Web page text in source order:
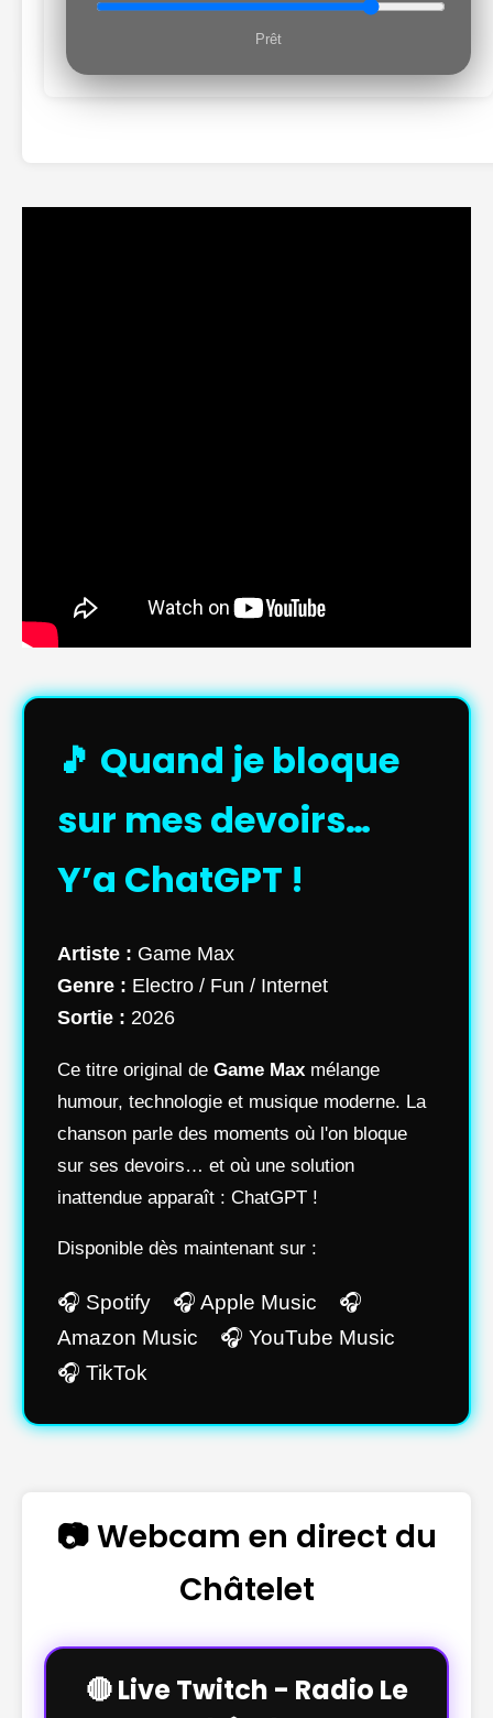
Prêt
🎵 Quand je bloque
sur mes devoirs…
Y’a ChatGPT !
Artiste : Game Max
Genre : Electro / Fun / Internet
Sortie : 2026
Ce titre original de Game Max mélange
humour, technologie et musique moderne. La
chanson parle des moments où l'on bloque
sur ses devoirs… et où une solution
inattendue apparaît : ChatGPT !
Disponible dès maintenant sur :
🎧 Spotify 🎧 Apple Music 🎧
Amazon Music 🎧 YouTube Music
🎧 TikTok
📷 Webcam en direct du
Châtelet
🔴 Live Twitch - Radio Le